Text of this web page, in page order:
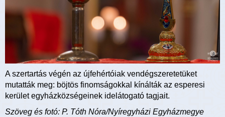
A szertartás végén az újfehértóiak vendégszeretetüket
mutatták meg: böjtös finomságokkal kínálták az esperesi
kerület egyházközségeinek idelátogató tagjait.
Szöveg és fotó: P. Tóth Nóra/Nyíregyházi Egyházmegye